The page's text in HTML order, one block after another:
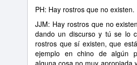
PH: Hay rostros que no existen.
JJM: Hay rostros que no
dando un discurso y tú se lo
rostros que sí existen, que
ejemplo en chino de algún
alguna cosa no muy apropiada